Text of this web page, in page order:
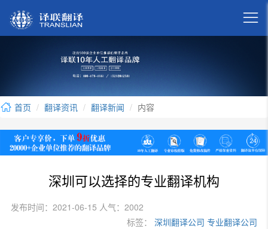

首页 翻译资讯 翻译新闻 内容
深圳可以选择的专业翻译机构
发布时间：2021-06-15 人气：2002
标签：
深圳翻译公司 专业翻译公司